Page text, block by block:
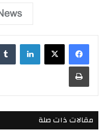
لينكدإن
طباعة
مقالات ذات صلة